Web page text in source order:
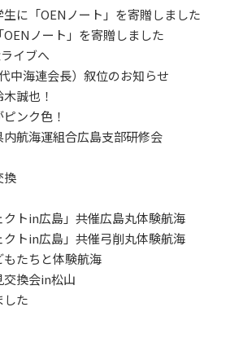
に「OENノート」を寄贈しました
ノート」を寄贈しました
イブへ
中海連会長）叙位のお知らせ
誠也！
ンク色！
航海運組合広島支部研修会
換
クトin広島」共催広島丸体験航海
クトin広島」共催弓削丸体験航海
たちと体験航海
換会in松山
した